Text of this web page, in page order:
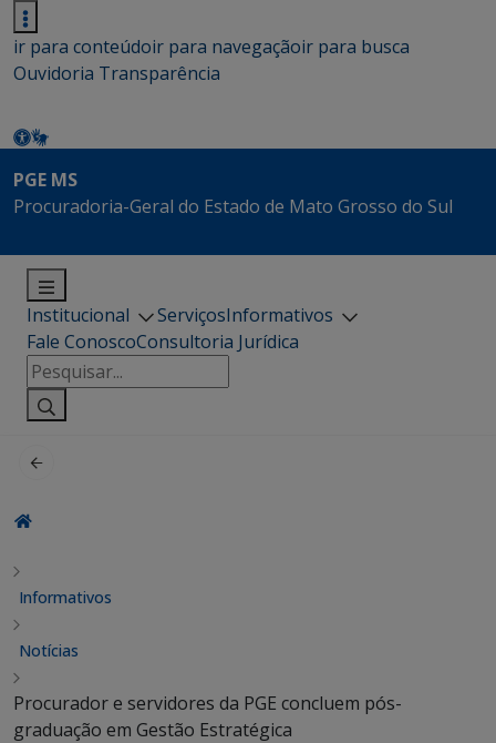
ir para conteúdoir para navegaçãoir para busca
Ouvidoria Transparência
PGE MS
Procuradoria-Geral do Estado de Mato Grosso do Sul
Institucional ServiçosInformativos
Fale ConoscoConsultoria Jurídica
Pesquisar
por:
Informativos
Notícias
Procurador e servidores da PGE concluem pós-
graduação em Gestão Estratégica